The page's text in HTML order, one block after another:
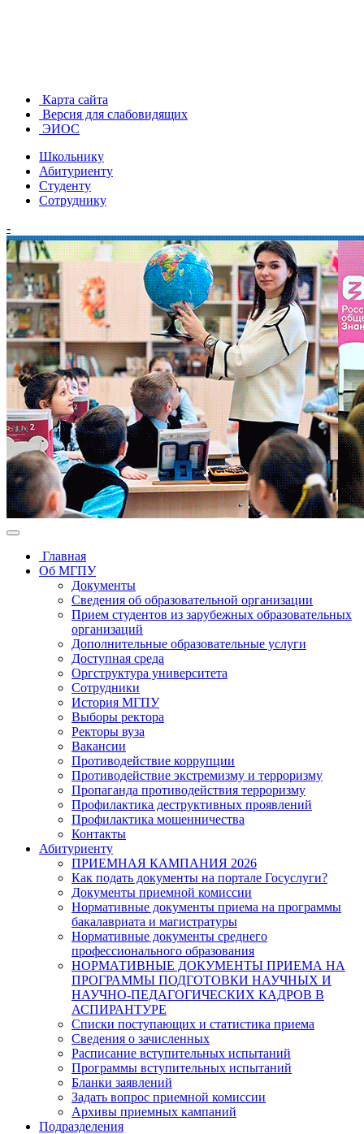
Карта сайта
Версия для слабовидящих
ЭИОС
Школьнику
Абитуриенту
Студенту
Сотруднику
-
Главная
Об МГПУ
Документы
Сведения об образовательной организации
Прием студентов из зарубежных образовательных
организаций
Дополнительные образовательные услуги
Доступная среда
Оргструктура университета
Сотрудники
История МГПУ
Выборы ректора
Ректоры вуза
Вакансии
Противодействие коррупции
Противодействие экстремизму и терроризму
Пропаганда противодействия терроризму
Профилактика деструктивных проявлений
Профилактика мошенничества
Контакты
Абитуриенту
ПРИЕМНАЯ КАМПАНИЯ 2026
Как подать документы на портале Госуслуги?
Документы приемной комиссии
Нормативные документы приема на программы
бакалавриата и магистратуры
Нормативные документы среднего
профессионального образования
НОРМАТИВНЫЕ ДОКУМЕНТЫ ПРИЕМА НА
ПРОГРАММЫ ПОДГОТОВКИ НАУЧНЫХ И
НАУЧНО-ПЕДАГОГИЧЕСКИХ КАДРОВ В
АСПИРАНТУРЕ
Списки поступающих и статистика приема
Сведения о зачисленных
Расписание вступительных испытаний
Программы вступительных испытаний
Бланки заявлений
Задать вопрос приемной комиссии
Архивы приемных кампаний
Подразделения